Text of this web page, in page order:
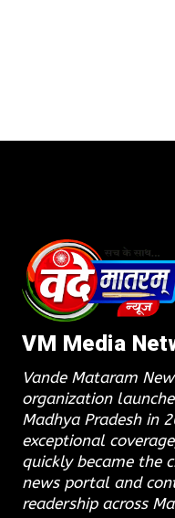
VM Media
Vande Mataram
organization
Madhya Pradesh in
exceptional
quickly became the
news portal and
readership across